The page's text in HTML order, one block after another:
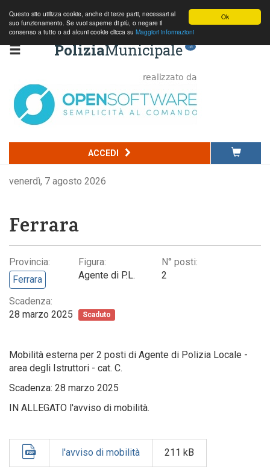
Ok
Questo sito utilizza cookie, anche di terze parti, necessari al
suo funzionamento. Se vuoi saperne di più, o negare il
consenso a tutto o ad alcuni cookie clicca su Maggiori informazioni
PoliziaMunicipale .it
ACCEDI
venerdì, 7 agosto 2026
Ferrara
Provincia:
Ferrara
Figura:
Agente di P.L.
N° posti:
2
Scadenza:
28 marzo 2025
Scaduto
Mobilità esterna per 2 posti di Agente di Polizia Locale -
area degli Istruttori - cat. C.
Scadenza: 28 marzo 2025
IN ALLEGATO l'avviso di mobilità.
l'avviso di mobilità 211 kB